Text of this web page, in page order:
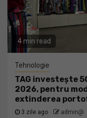
4 min read
Tehnologie
TAG investește
2026, pentru
extinderea
3 zile ago admin@